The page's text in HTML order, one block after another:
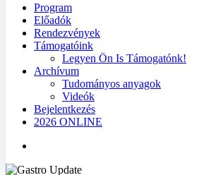
Menu
Program
Előadók
Rendezvények
Támogatóink
Legyen Ön Is Támogatónk!
Archívum
Tudományos anyagok
Videók
Bejelentkezés
2026 ONLINE